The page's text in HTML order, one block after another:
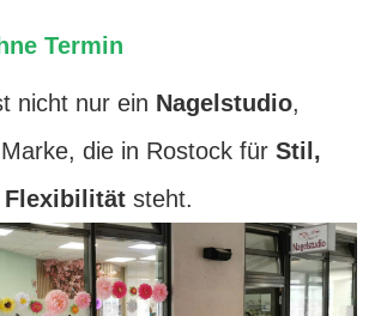
Termin
nicht nur ein Nagelstudio,
die in Rostock für Stil,
Flexibilität steht.